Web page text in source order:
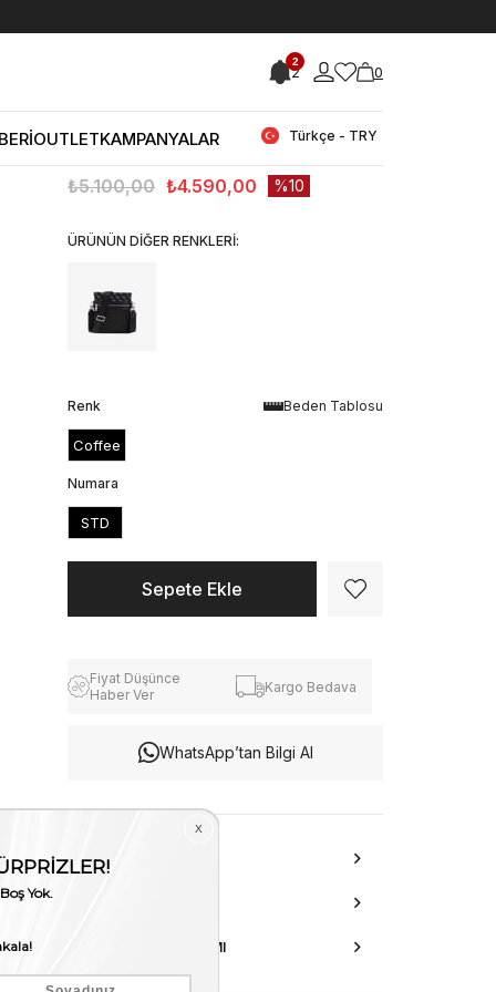
2
2 0
Türkçe - TRY
OUTLETKAMPANYALAR
< < Önceki Sayfaya Dön
Guess Erkek Çapraz Çanta
₺5.100,00 ₺4.590,00 10
ÜRÜNÜN DİĞER RENKLERİ:
Beden Tablosu
Renk
Coffee
Numara
STD
Fiyat Düşünce
Haber Ver
Kargo Bedava
WhatsApp’tan Bilgi Al
ÜRÜN ÖZELLIKLERI
AKSESUAR ONARIMI